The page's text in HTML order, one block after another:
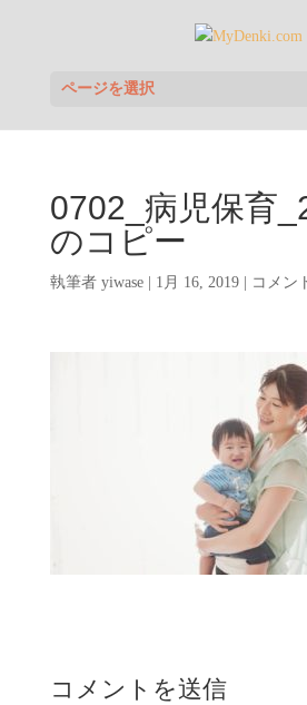
ページを選択
0702_病児保育
のコピー
執筆者 yiwase| 1月 16, 2019| コメン
コメントを送信